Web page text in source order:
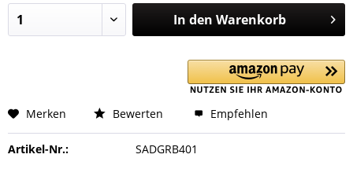
In den Warenkorb
Merken Bewerten Empfehlen
Artikel-Nr.: SADGRB401